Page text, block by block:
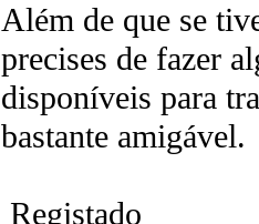
Além de que se
precises de fazer
disponíveis para
bastante amigável.
Registado